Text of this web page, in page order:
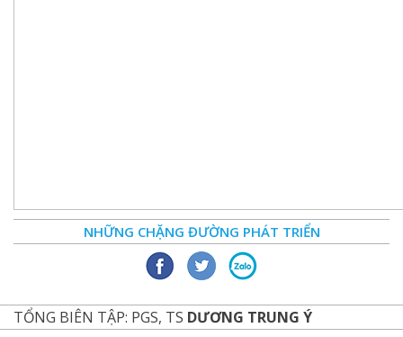
NHỮNG CHẶNG ĐƯỜNG PHÁT TRIỂN
TỔNG BIÊN TẬP: PGS, TS DƯƠNG TRUNG Ý